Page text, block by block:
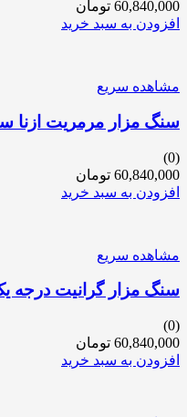
60,840,000 تومان
افزودن به سبد خرید
مشاهده سریع
سنگ مزار مرمریت ازنا
(0)
60,840,000 تومان
افزودن به سبد خرید
مشاهده سریع
سنگ مزار گرانیت درجه یک
(0)
60,840,000 تومان
افزودن به سبد خرید